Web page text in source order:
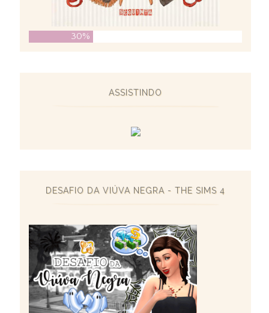
30%
ASSISTINDO
DESAFIO DA VIÚVA NEGRA - THE SIMS 4